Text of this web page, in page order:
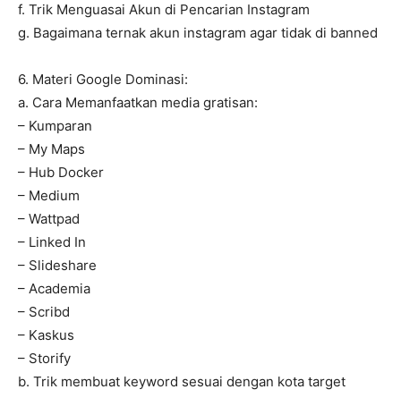
f. Trik Menguasai Akun di Pencarian Instagram
g. Bagaimana ternak akun instagram agar tidak di banned
6. Materi Google Dominasi:
a. Cara Memanfaatkan media gratisan:
– Kumparan
– My Maps
– Hub Docker
– Medium
– Wattpad
– Linked In
– Slideshare
– Academia
– Scribd
– Kaskus
– Storify
b. Trik membuat keyword sesuai dengan kota target